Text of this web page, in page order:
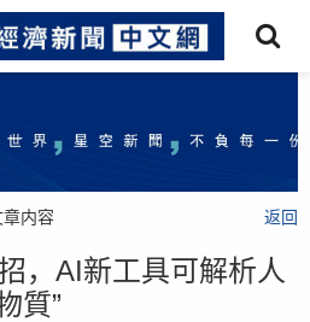
章内容 返回
，AI新工具可解析人
質”